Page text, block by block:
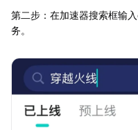
第二步：在加速器搜索框输
务。